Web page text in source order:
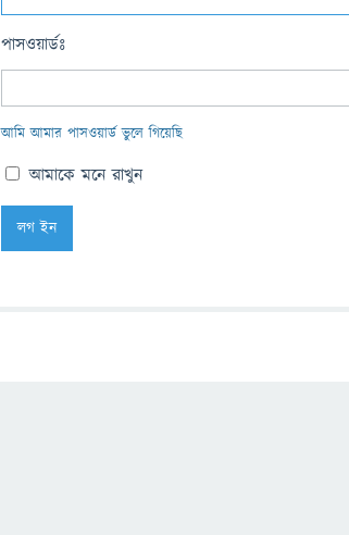
পাসওয়ার্ডঃ
আমি আমার পাসওয়ার্ড ভুলে গিয়েছি
আমাকে মনে রাখুন